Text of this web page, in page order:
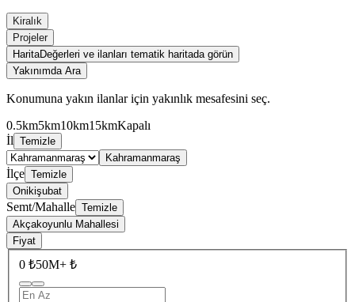
Kiralık
Projeler
HaritaDeğerleri ve ilanları tematik haritada görün
Yakınımda Ara
Konumuna yakın ilanlar için yakınlık mesafesini seç.
0.5km5km10km15kmKapalı
İl Temizle
Kahramanmaraş
İlçe Temizle
Onikişubat
Semt/Mahalle Temizle
Akçakoyunlu Mahallesi
Fiyat
0 ₺50M+ ₺